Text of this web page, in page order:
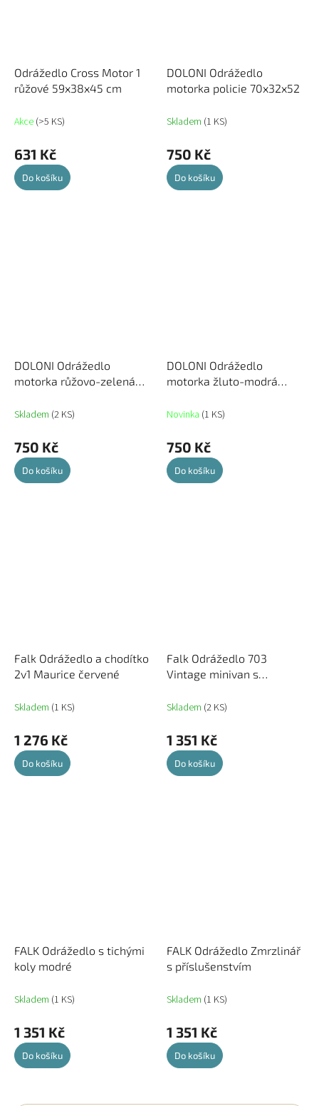
Odrážedlo Cross Motor 1
růžové 59x38x45 cm
Akce (>5 KS)
631 Kč
Do košíku
DOLONI Odrážedlo
motorka policie 70x32x52
Skladem (1 KS)
750 Kč
Do košíku
DOLONI Odrážedlo
motorka růžovo-zelená
Skladem (2 KS)
750 Kč
Do košíku
DOLONI Odrážedlo
motorka žluto-modrá
Novinka (1 KS)
750 Kč
Do košíku
Falk Odrážedlo a chodítko
2v1 Maurice červené
Skladem (1 KS)
1 276 Kč
Do košíku
Falk Odrážedlo 703
Vintage minivan s
volantem s klaksonem
Skladem (2 KS)
1 351 Kč
Do košíku
FALK Odrážedlo s tichými
koly modré
Skladem (1 KS)
1 351 Kč
Do košíku
FALK Odrážedlo Zmrzlinář
s příslušenstvím
Skladem (1 KS)
1 351 Kč
Do košíku